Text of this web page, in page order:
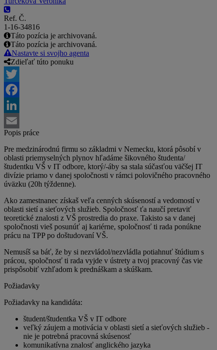
Ref. Č.
1-16-34816
Táto pozícia je archivovaná.
Táto pozícia je archivovaná.
Nastavte si svojho agenta
Zdieľať túto ponuku
Twitter
Facebook
LinkedIn
Email
Popis práce
Pre medzinárodnú firmu so základmi v Nemecku, ktorá pôsobí v
oblasti priemyselných plynov hľadáme šikovného študenta/
študentku VŠ v IT odbore, ktorý/-áby sa stala súčasťou väčšej IT
divízie priamo v danej spoločnosti v rámci polovičného pracovného
úväzku (20h týždenne).
Ako zamestnanec získaš veľa cenných skúseností a vedomostí v
oblasti sietí a sieťových služieb. Spoločnosť ťa naučí pretaviť
teoretické znalosti z VŠ prostredia do praxe. Takisto sa v danej
spoločnosti vieš posunúť aj kariérne, spoločnosť ti rada ponúkne
prácu na TPP po doštudovaní VŠ.
Nemusíš sa báť, že by si nezvládol/nezvládla potiahnuť štúdium s
prácou, spoločnosť ti rada vyjde v ústrety a tvoj pracovný čas vie
prispôsobiť vzhľadom k prednáškam a skúškam.
Požiadavky
Požiadavky na kandidáta:
študent/študentka VŠ v IT odbore
veľký záujem a motivácia v oblasti sietí a sieťových služieb -
nie je potrebná pracovná skúsenosť
komunikatívna znalosť anglického jazyka